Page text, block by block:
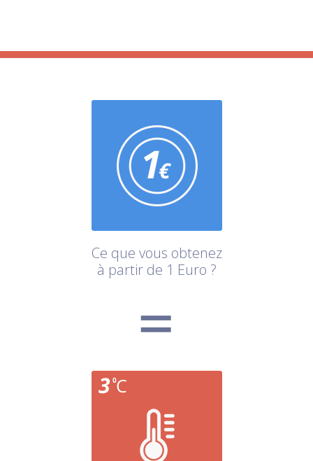
Ce que vous obtenez
à partir de 1 Euro ?